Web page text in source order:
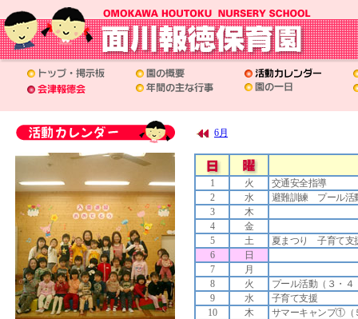
6月
1 火
交通安全指導
2
水
避難訓練 プール活
3
木
4
金
5
土
夏まつり 子育て支
6
日
7
月
8
火
プール活動（３・４
9
水
子育て支援
10
木
サマーキャンプ①（